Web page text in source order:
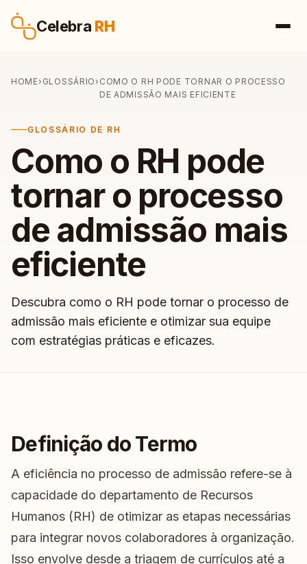
Celebra RH
HOME› GLOSSÁRIO› COMO O RH PODE TORNAR O PROCESSO
DE ADMISSÃO MAIS EFICIENTE
GLOSSÁRIO DE RH
Como o RH pode
tornar o processo
de admissão mais
eficiente
Descubra como o RH pode tornar o processo de
admissão mais eficiente e otimizar sua equipe
com estratégias práticas e eficazes.
Definição do Termo
A eficiência no processo de admissão refere-se à
capacidade do departamento de Recursos
Humanos (RH) de otimizar as etapas necessárias
para integrar novos colaboradores à organização.
Isso envolve desde a triagem de currículos até a